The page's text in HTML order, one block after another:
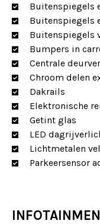
Buitenspiegels
Buitenspiegels
Buitenspiegels
Bumpers in
Centrale
Chroom delen
Dakrails
Elektronische
Getint glas
LED
Lichtmetalen
Parkeersensor